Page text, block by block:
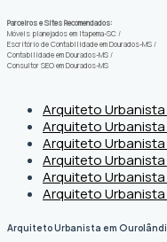
Parceiros e Sites Recomendados:
Móveis planejados em Itapema-SC /
Escritório de Contabilidade em Dourados-MS /
Contabilidade em Dourados-MS /
Consultor SEO em Dourados-MS
Arquiteto
Arquiteto
Arquiteto Urbanista
Arquiteto Urbanista
Arquiteto Urbanista
Arquiteto
Arquiteto Urbanista em